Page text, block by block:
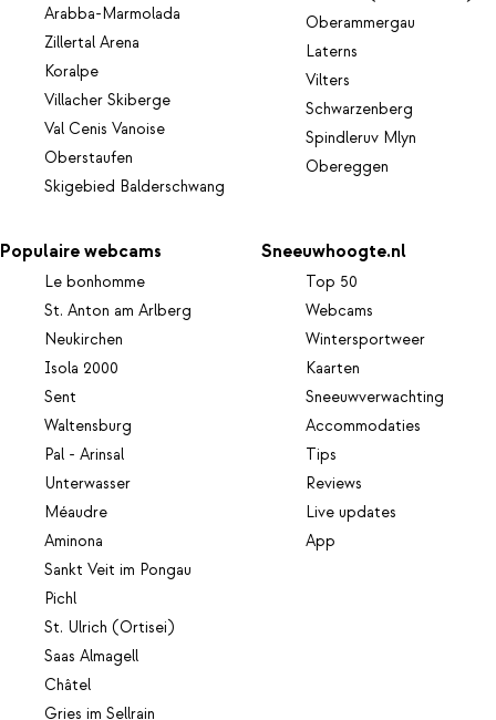
Arabba-Marmolada
Zillertal Arena
Koralpe
Villacher Skiberge
Val Cenis Vanoise
Oberstaufen
Skigebied Balderschwang
Oberammergau
Laterns
Vilters
Schwarzenberg
Spindleruv Mlyn
Obereggen
Populaire webcams
Le bonhomme
St. Anton am Arlberg
Neukirchen
Isola 2000
Sent
Waltensburg
Pal - Arinsal
Unterwasser
Méaudre
Aminona
Sankt Veit im Pongau
Pichl
St. Ulrich (Ortisei)
Saas Almagell
Châtel
Gries im Sellrain
Sneeuwhoogte.nl
Top 50
Webcams
Wintersportweer
Kaarten
Sneeuwverwachting
Accommodaties
Tips
Reviews
Live updates
App